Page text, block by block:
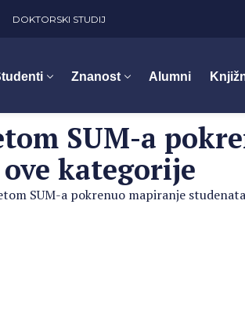
DOKTORSKI STUDIJ
Znanost Alumni
SUM-a
kategorije
SUM-a pokrenuo mapiranje